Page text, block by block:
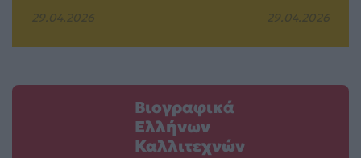
29.04.2026 29.04.2026
Βιογραφικά
Ελλήνων
Καλλιτεχνών